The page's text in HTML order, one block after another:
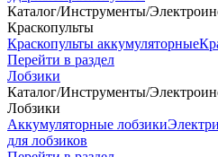
Каталог/Инструменты/
Краскопульты
Краскопульты аккумуляторные
Перейти в раздел
Лобзики
Каталог/Инструменты/
Лобзики
Аккумуляторные лобзики
для лобзиков